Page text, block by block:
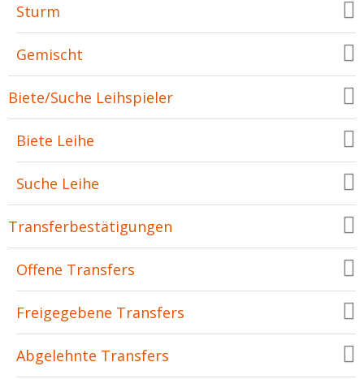
Sturm
Gemischt
Biete/Suche Leihspieler
Biete Leihe
Suche Leihe
Transferbestätigungen
Offene Transfers
Freigegebene Transfers
Abgelehnte Transfers